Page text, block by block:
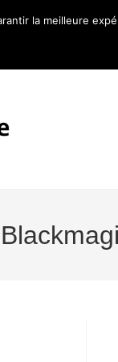
la meilleure